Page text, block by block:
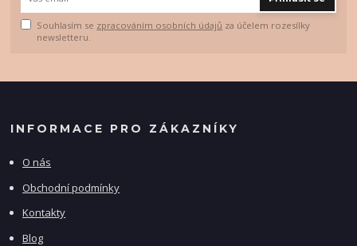
Souhlasím se zpracováním osobních údajů za účelem rozesílky
newsletteru.
INFORMACE PRO ZÁKAZNÍKY
O nás
Obchodní podmínky
Kontakty
Blog